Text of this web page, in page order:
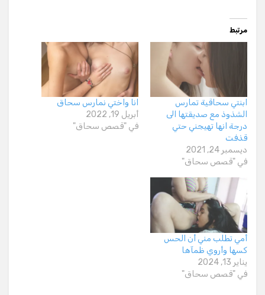
مرتبط
ابنتي سحاقية تمارس
الشذوذ مع صديقتها الى
درجة انها تهيجني حتي
قذفت
ديسمبر 24, 2021
في "قصص سحاق"
انا واختي نمارس سحاق
أبريل 19, 2022
في "قصص سحاق"
أمي تطلب مني أن الحس
كسها وأروي ظمآها
يناير 13, 2024
في "قصص سحاق"